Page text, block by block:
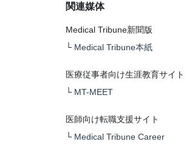
関連媒体
Medical Tribune新聞版
└ Medical Tribune本紙
医療従事者向け生涯教育サイト
└ MT-MEET
医師向け転職支援サイト
└ Medical Tribune Career